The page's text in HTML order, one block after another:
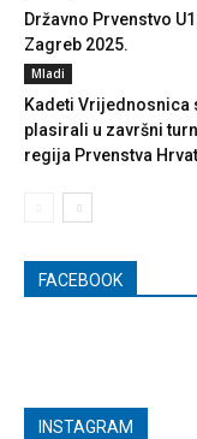
Državno Prvenstvo
Zagreb 2025.
Mladi
Kadeti Vrijednosnica
plasirali u završni
regija Prvenstva
FACEBOOK
INSTAGRAM